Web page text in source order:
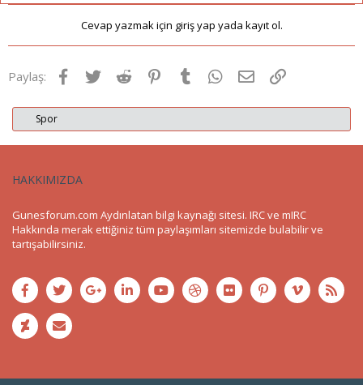
Cevap yazmak için giriş yap yada kayıt ol.
Paylaş: Facebook
TwitterReddit Pinterest
Tumblr WhatsApp
E-postaLink
Spor
HAKKIMIZDA
Gunesforum.com Aydınlatan bilgi kaynağı sitesi. IRC ve mIRC
Hakkında merak ettiğiniz tüm paylaşımları sitemizde bulabilir ve
tartışabilirsiniz.